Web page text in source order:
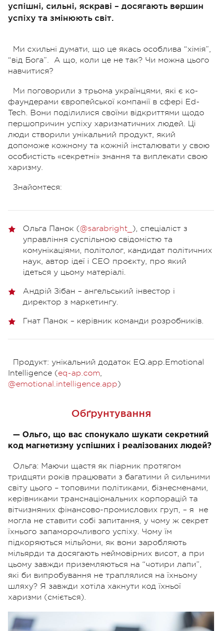
успішні, сильні, яскраві – досягають вершин
успіху та змінюють світ.
Ми схильні думати, що це якась особлива “хімія”,
“від Бога”.
А що, коли це не так? Чи можна цього
навчитися?
Ми поговорили з трьома українцями, які є ко-
фаундерами європейської компанії в сфері Ed-
Tech. Вони поділилися своїми відкриттями щодо
першопричин успіху харизматичних людей. Ці
люди створили унікальний продукт, який
допоможе кожному та кожній інсталювати у свою
особистість «секретні» знання та виплекати свою
харизму.
Знайомтеся:
Ольга Панок (@sarabright_ ), спеціаліст з
управління суспільною свідомістю та
комунікаціями, політолог, кандидат політичних
наук, автор ідеї і СЕО проєкту, про який
ідеться у цьому матеріалі.
Андрій Зібан – ангельський інвестор і
директор з маркетингу.
Гнат Панок – керівник команди розробників.
Продукт: унікальний додаток EQ.app.Emotional
Intelligence (eq-ap.com,
@emotional.intelligence.app)
Обґрунтування
— Ольго, що вас спонукало шукати секретний
код магнетизму успішних і реалізованих людей?
Ольга: Маючи щастя як піарник протягом
тридцяти років працювати з багатими й сильними
світу цього – топовими політиками, бізнесменами,
керівниками транснаціональних корпорацій та
вітчизняних фінансово-промислових груп, – я
не
могла не ставити собі запитання, у чому ж секрет
їхнього запаморочливого успіху. Чому їм
підкоряються мільйони, як вони заробляють
мільярди та досягають неймовірних висот, а при
цьому завжди приземляються на “чотири лапи”,
які би випробування не траплялися на їхньому
шляху? Я завжди хотіла хакнути код їхньої
харизми (сміється).